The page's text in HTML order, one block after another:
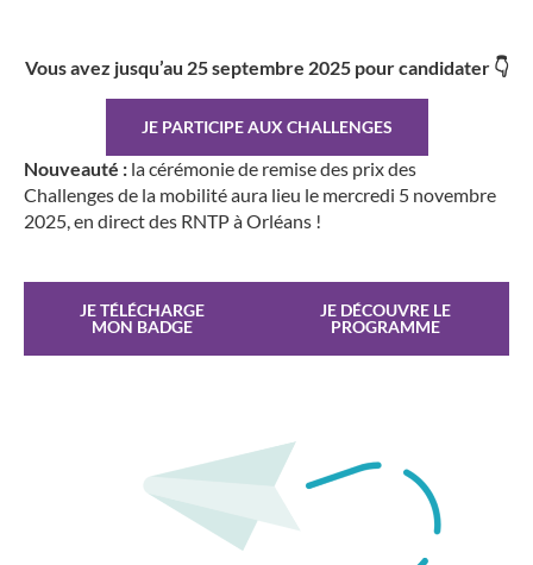
Vous avez jusqu’au 25 septembre 2025 pour candidater 👇
JE PARTICIPE AUX CHALLENGES
Nouveauté : la cérémonie de remise des prix des
Challenges de la mobilité aura lieu le mercredi 5 novembre
2025, en direct des RNTP à Orléans !
JE TÉLÉCHARGE
MON BADGE
JE DÉCOUVRE LE
PROGRAMME